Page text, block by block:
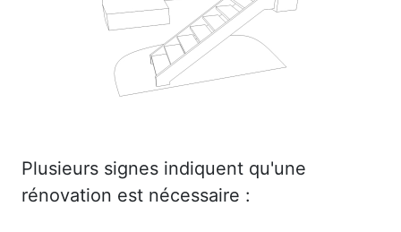
Plusieurs signes indiquent qu'une
rénovation est nécessaire :